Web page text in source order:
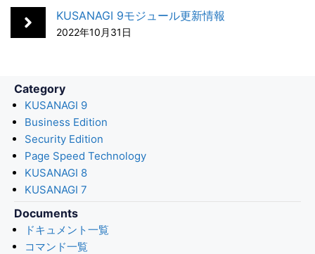
o
I
n
KUSANAGI 9モジュール更新情報
2022年10月31日
Category
KUSANAGI 9
Business Edition
Security Edition
Page Speed Technology
KUSANAGI 8
KUSANAGI 7
Documents
ドキュメント一覧
コマンド一覧